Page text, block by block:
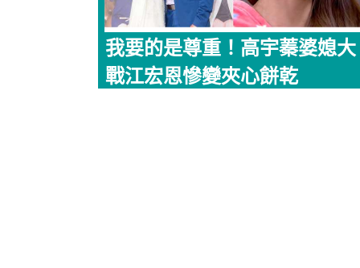
我要的是尊重！高宇蓁婆媳大
戰江宏恩慘變夾心餅乾